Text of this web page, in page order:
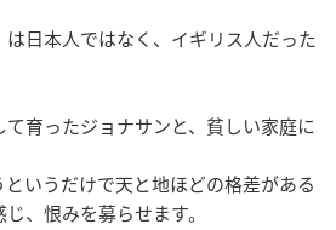
日本人ではなく、イギリス人だった
育ったジョナサンと、貧しい家庭に
いうだけで天と地ほどの格差がある
、恨みを募らせます。